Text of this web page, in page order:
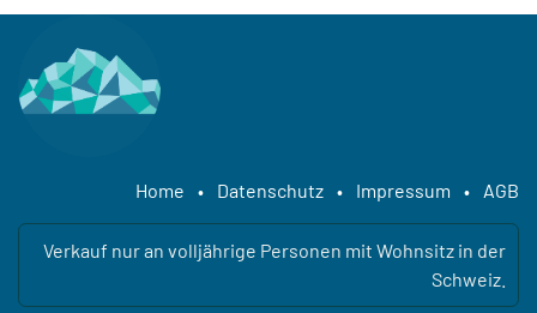
Home • Datenschutz • Impressum • AGB
Verkauf nur an volljährige Personen mit Wohnsitz in der
Schweiz.